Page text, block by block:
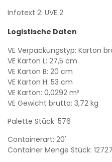
Infotext 2: UVE 2
Logistische Daten
VE Verpackungstyp: Karton
VE Karton L: 27,5 cm
VE Karton B: 20 cm
VE Karton H: 53 cm
VE Karton: 0,0292 m³
VE Gewicht brutto: 3,72 kg
Palette Stück: 576
Containerart: 20'
Container Menge Stück: 12727